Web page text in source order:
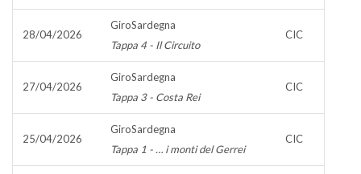
28/04/2026
GiroSardegna
Tappa 4 - Il Circuito
CIC
27/04/2026
GiroSardegna
Tappa 3 - Costa Rei
CIC
25/04/2026
GiroSardegna
Tappa 1 - … i monti del Gerrei
CIC